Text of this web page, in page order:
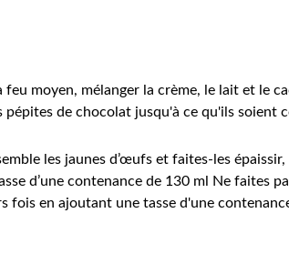
feu moyen, mélanger la crème, le lait et le
pépites de chocolat jusqu'à ce qu'ils soient
les jaunes d’œufs et faites-les
d’une contenance de 130 ml Ne faites
fois en ajoutant une tasse d'une